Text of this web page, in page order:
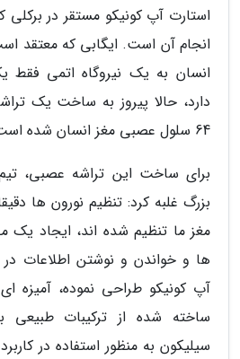
استارت آپ کونیکو مستقر در برکلی
انجام آن است. ایگابی که معتقد
انسان به یک نیروگاه اتمی فقط
دارد، حالا پیروز به ساخت یک
64 سلول عصبی مغز انسان شده است.
برای ساخت این تراشه عصبی،
بزرگ غلبه کرد: تنظیم نورون ها
مغز ما تنظیم شده اند، ایجاد یک
ها و خواندن و نوشتن اطلاعات در
آپ کونیکو طراحی نموده، آمیزه
ساخته شده از ترکیبات طبیعی
سیلیکون به منظور استفاده در